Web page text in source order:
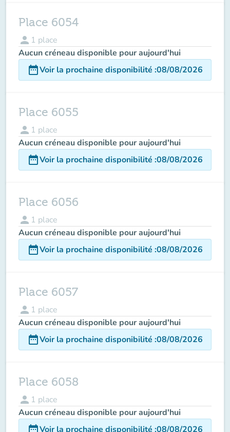
Place 6054
person 1 place
Aucun créneau disponible pour aujourd'hui
date_rangeVoir la prochaine disponibilité :08/08/2026
Place 6055
person 1 place
Aucun créneau disponible pour aujourd'hui
date_rangeVoir la prochaine disponibilité :08/08/2026
Place 6056
person 1 place
Aucun créneau disponible pour aujourd'hui
date_rangeVoir la prochaine disponibilité :08/08/2026
Place 6057
person 1 place
Aucun créneau disponible pour aujourd'hui
date_rangeVoir la prochaine disponibilité :08/08/2026
Place 6058
person 1 place
Aucun créneau disponible pour aujourd'hui
date_rangeVoir la prochaine disponibilité :08/08/2026